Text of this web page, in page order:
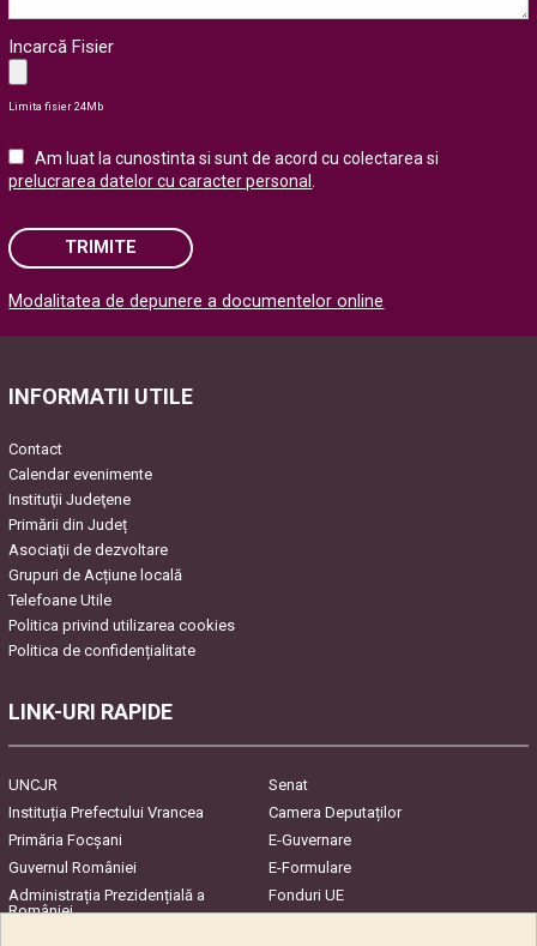
Incarcă Fisier
Limita fisier 24Mb
Am luat la cunostinta si sunt de acord cu colectarea si
prelucrarea datelor cu caracter personal
TRIMITE
Please leave this field empty.
Modalitatea de depunere a documentelor online
INFORMATII UTILE
Contact
Calendar evenimente
Instituţii Judeţene
Primării din Județ
Asociaţii de dezvoltare
Grupuri de Acțiune locală
Telefoane Utile
Politica privind utilizarea cookies
Politica de confidențialitate
LINK-URI RAPIDE
UNCJR
Senat
Instituția Prefectului Vrancea
Camera Deputaților
Primăria Focşani
E-Guvernare
Guvernul României
E-Formulare
Administrația Prezidențială a
României
Fonduri UE